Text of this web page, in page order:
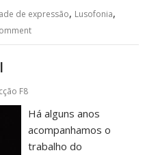
de expressão, Lusofonia,
F8
Há alguns anos
acompanhamos o
trabalho do